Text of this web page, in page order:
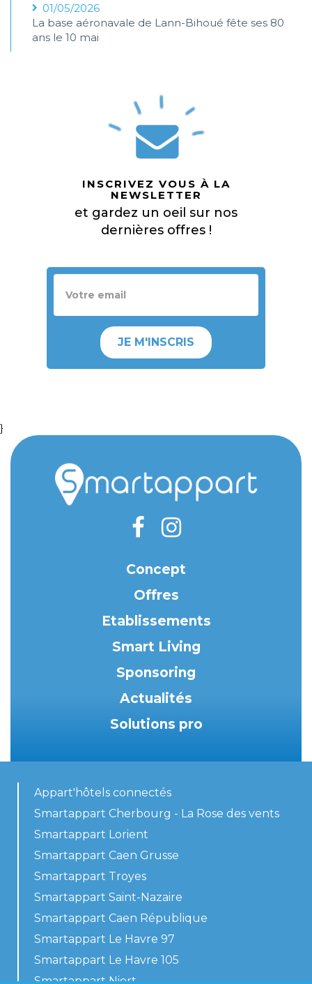
01/05/2026
La base aéronavale de Lann-Bihoué fête ses 80
ans le 10 mai
INSCRIVEZ VOUS À LA
NEWSLETTER
et gardez un oeil sur nos
dernières offres !
JE M'INSCRIS
}
Concept
Offres
Etablissements
Smart Living
Sponsoring
Actualités
Solutions pro
Appart'hôtels connectés
Smartappart Cherbourg - La Rose des vents
Smartappart Lorient
Smartappart Caen Grusse
Smartappart Troyes
Smartappart Saint-Nazaire
Smartappart Caen République
Smartappart Le Havre 97
Smartappart Le Havre 105
Smartappart Niort